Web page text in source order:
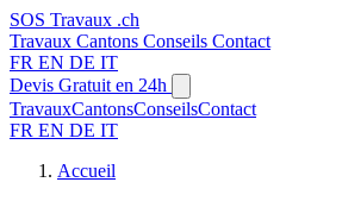
SOS Travaux .ch
Travaux Cantons Conseils Contact
FR EN DE IT
Devis Gratuit en 24h
TravauxCantonsConseilsContact
FR EN DE IT
Accueil